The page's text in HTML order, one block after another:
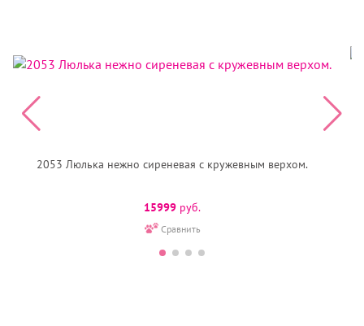
2053 Люлька нежно сиреневая с кружевным верхом.
15999 руб.
Сравнить